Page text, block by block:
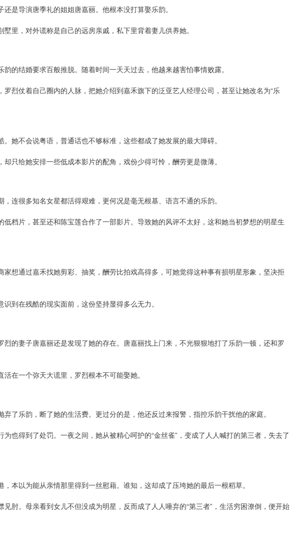
是导演唐季礼的姐姐唐嘉丽。他根本没打算娶乐韵。
里，对外谎称是自己的远房亲戚，私下里背着妻儿供养她。
的结婚要求百般推脱。随着时间一天天过去，他越来越害怕事情败露。
烈仗着自己圈内的人脉，把她介绍到嘉禾旗下的泛亚艺人经理公司，甚至让她改名为“乐
她不会说粤语，普通话也不够标准，这些都成了她发展的最大障碍。
只给她安排一些低成本影片的配角，戏份少得可怜，酬劳更是微薄。
连很多知名女星都活得艰难，更何况是毫无根基、语言不通的乐韵。
低档片，甚至还和陈宝莲合作了一部影片。导致她的风评不太好，这和她当初梦想的明星生
家想通过嘉禾找她剪彩、抽奖，酬劳比拍戏高得多，可她觉得这种事有损明星形象，坚决拒
到在残酷的现实面前，这份坚持显得多么无力。
的妻子唐嘉丽还是发现了她的存在。唐嘉丽找上门来，不光狠狠地打了乐韵一顿，还和罗
在一个弥天大谎里，罗烈根本不可能娶她。
了乐韵，断了她的生活费。更过分的是，他还反过来报警，指控乐韵干扰他的家庭。
也得到了处罚。一夜之间，她从被精心呵护的“金丝雀”，变成了人人喊打的第三者，失去了
本以为能从亲情那里得到一丝慰藉。谁知，这却成了压垮她的最后一根稻草。
肘。母亲看到女儿不但没成为明星，反而成了人人唾弃的“第三者”，生活穷困潦倒，便开始